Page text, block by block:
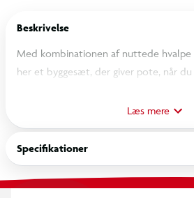
Beskrivelse
Med kombinationen af nuttede
her et byggesæt, der giver pote, når
sættet Hvalpelegeplads (42665) og
venskabshistorier med karaktererne.
minidukker af Aliya og Sara, 3
tilbehør til fantasifuld leg.
Legesættet med dyretema inspirerer
Læs mere
Specifikationer